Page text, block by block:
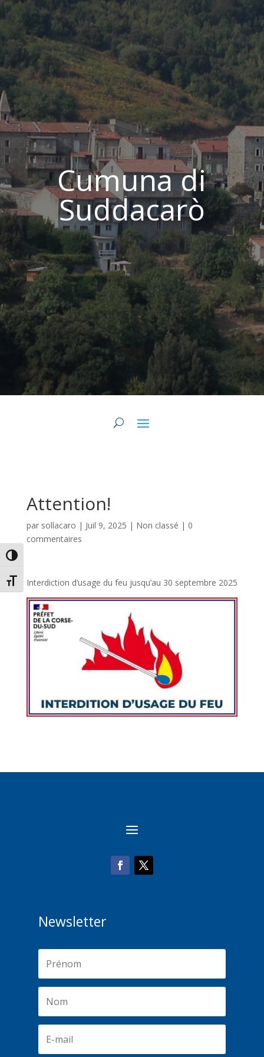
Passer en contraste élevé
Changer la taille de la police
Cumuna di
Suddacarò
Attention!
par sollacaro | Juil 9, 2025 | Non classé | 0
commentaires
Interdiction d’usage du feu jusqu’au 30 septembre 2025
Newsletter